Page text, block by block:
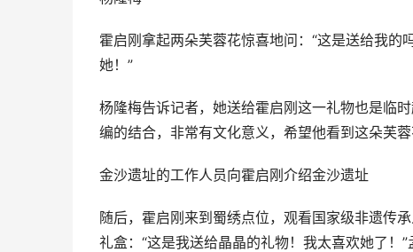
霍启刚拿起两朵芙蓉花惊喜地问：“这是送给我的
她！”
杨隆梅告诉记者，她送给霍启刚这一礼物也是临
编的结合，非常有文化意义，希望他看到这朵芙
金沙遗址的工作人员向霍启刚介绍金沙遗址
随后，霍启刚来到蜀绣点位，观看国家级非遗传
礼盒：“这是我送给晶晶的礼物！我太喜欢她了！